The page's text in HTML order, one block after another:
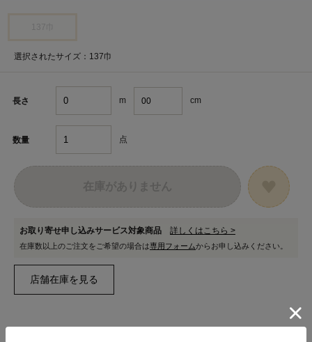
選択されたサイズ：137巾
長さ m cm
数量 点
お取り寄せ申し込みサービス対象商品 詳しくはこちら >
在庫数以上のご注文をご希望の場合は専用フォームからお申し込みください。